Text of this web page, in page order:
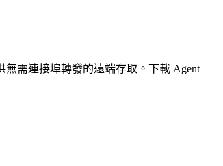
需連接埠轉發的遠端存取。下載 Agent